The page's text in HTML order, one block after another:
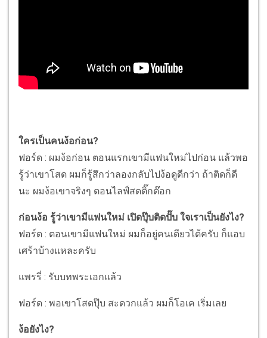
ใครเป็นคนง้อก่อน?
ฟอร์ด : ผมง้อก่อน ตอนแรกเขามีแฟนใหม่ไปก่อน แล้วพอ
รู้ว่าเขาโสด ผมก็รู้สึกว่าลองกลับไปง้อดูดีกว่า ถ้าติดก็ดี
นะ ผมง้อเขาจริงๆ ตอนไลฟ์สดติ๊กต๊อก
ก่อนง้อ รู้ว่าเขามีแฟนใหม่ เปิดปุ๊บติดปั๊บ ใจเราเป็นยังไง?
ฟอร์ด : ตอนเขามีแฟนใหม่ ผมก็อยู่คนเดียวได้ครับ ก็แอบ
เศร้าบ้างแหละครับ
แพรรี่ : รับบทพระเอกแล้ว
ฟอร์ด : พอเขาโสดปุ๊บ สะดวกแล้ว ผมก็โอเค เริ่มเลย
ง้อยังไง?